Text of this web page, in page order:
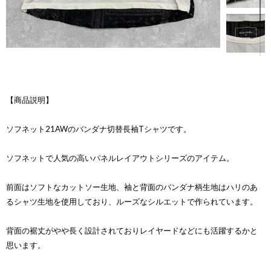
【商品説明】
ソフネット21AWのバンダナ切替長袖Tシャツです。
ソフネットで人気の高いパネルレイアウトシリーズのアイテム。
前面はソフトなカットソー生地、袖と背面のバンダナ柄生地はハリのあ
るシャツ生地を使用しており、ルーズなシルエットで作られています。
背面の裾丈がやや長く設計されておりレイヤードなどにも活躍するかと
思います。